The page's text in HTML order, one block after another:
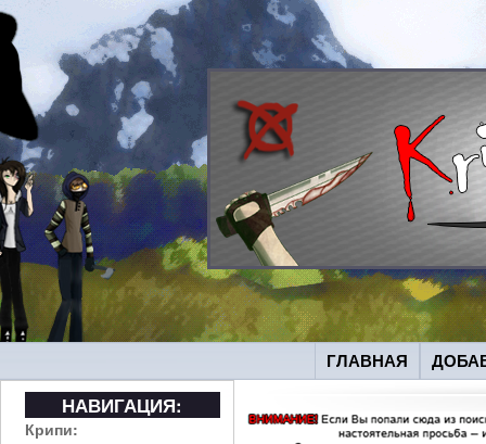
ГЛАВНАЯ
НАВИГАЦИЯ:
Крипи: